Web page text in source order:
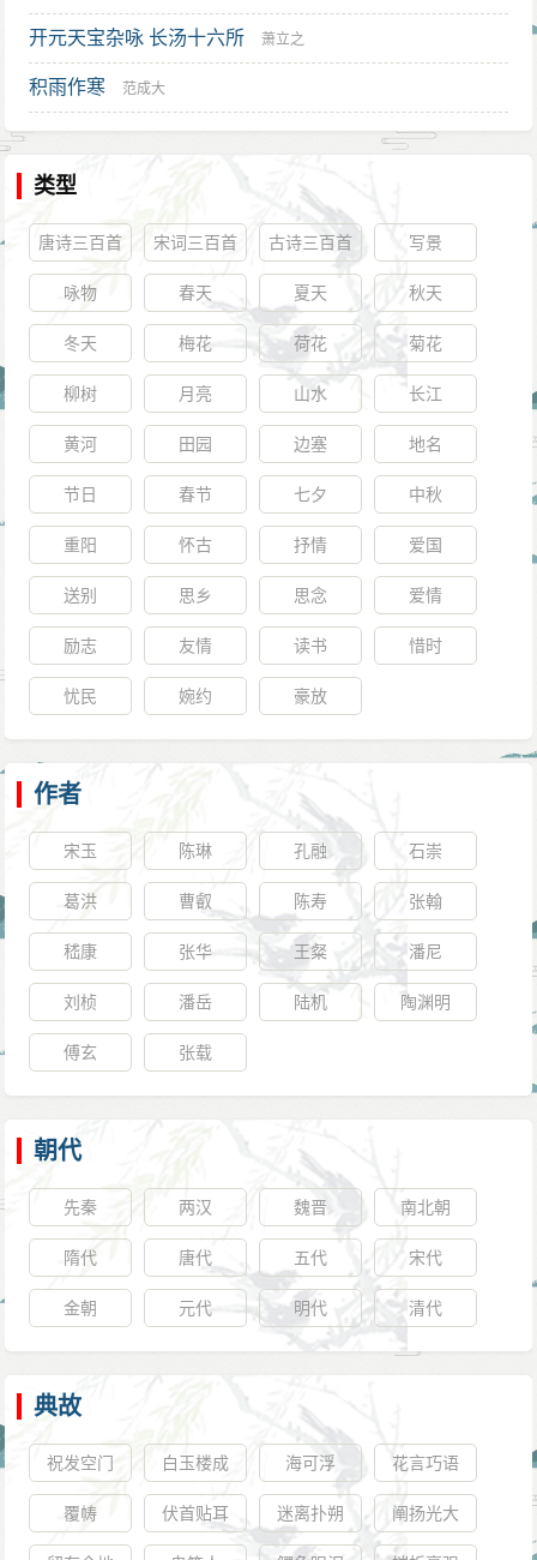
开元天宝杂咏 长汤十六所 萧立之
积雨作寒 范成大
类型
唐诗三百首 宋词三百首 古诗三百首 写景
咏物 春天 夏天 秋天
冬天 梅花 荷花 菊花
柳树 月亮 山水 长江
黄河 田园 边塞 地名
节日 春节 七夕 中秋
重阳 怀古 抒情 爱国
送别 思乡 思念 爱情
励志 友情 读书 惜时
忧民 婉约 豪放
作者
宋玉 陈琳 孔融 石崇
葛洪 曹叡 陈寿 张翰
嵇康 张华 王粲 潘尼
刘桢 潘岳 陆机 陶渊明
傅玄 张载
朝代
先秦 两汉 魏晋 南北朝
隋代 唐代 五代 宋代
金朝 元代 明代 清代
典故
祝发空门 白玉楼成 海可浮 花言巧语
覆帱 伏首贴耳 迷离扑朔 阐扬光大